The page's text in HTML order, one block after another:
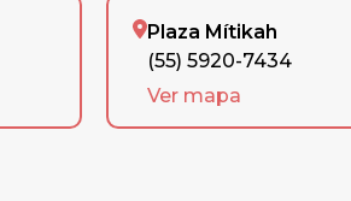
Plaza Mítikah
(55) 5920-7434
Ver mapa